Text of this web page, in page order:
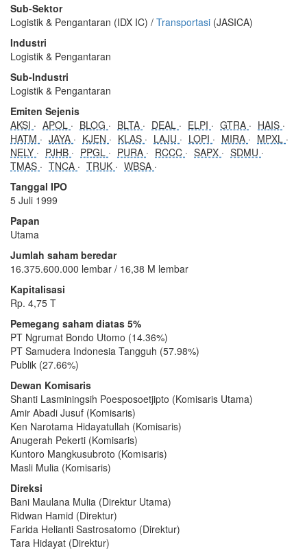
Sub-Sektor
Logistik & Pengantaran (IDX IC) / Transportasi (JASICA)
Industri
Logistik & Pengantaran
Sub-Industri
Logistik & Pengantaran
Emiten Sejenis
AKSI
APOL BLOG BLTA DEAL ELPI GTRA
HAIS
HATM
JAYA KJEN KLAS LAJU LOPI MIRA
MPXL
NELY
PJHB PPGL PURA RCCC SAPX
SDMU
TMAS
TNCA TRUK
WBSA
Tanggal IPO
5 Juli 1999
Papan
Utama
Jumlah saham beredar
16.375.600.000 lembar / 16,38 M lembar
Kapitalisasi
Rp. 4,75 T
Pemegang saham diatas 5%
PT Ngrumat Bondo Utomo (14.36%)
PT Samudera Indonesia Tangguh (57.98%)
Publik (27.66%)
Dewan Komisaris
Shanti Lasminingsih Poesposoetjipto (Komisaris Utama)
Amir Abadi Jusuf (Komisaris)
Ken Narotama Hidayatullah (Komisaris)
Anugerah Pekerti (Komisaris)
Kuntoro Mangkusubroto (Komisaris)
Masli Mulia (Komisaris)
Direksi
Bani Maulana Mulia (Direktur Utama)
Ridwan Hamid (Direktur)
Farida Helianti Sastrosatomo (Direktur)
Tara Hidayat (Direktur)